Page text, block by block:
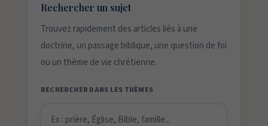
Rechercher un sujet
Trouvez rapidement des articles liés à une
doctrine, un passage biblique, une question de foi
ou un thème de vie chrétienne.
RECHERCHER DANS LES THÈMES